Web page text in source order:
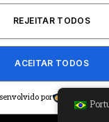
© 2026
BOSS PODCAST
REJEITAR TODOS
ACEITAR TODOS
por